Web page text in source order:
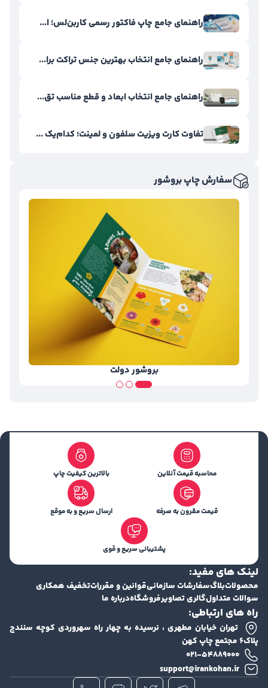
راهنمای جامع چاپ فاکتور رسمی کاربن‌لس؛ ا...
راهنمای جامع انتخاب بهترین جنس تراکت برا...
راهنمای جامع انتخاب ابعاد و قطع مناسب تق...
تفاوت کارت ویزیت سلفون و لمینت؛ کدام‌یک ...
سفارش چاپ بروشور
بروشور دولت
محاسبه قیمت آنلاین بالاترین کیفیت چاپ
قیمت مقرون به صرفه ارسال سریع و به موقع
پشتیبانی سریع و قوی
لینک های مفید:
محصولاتبلاگسفارشات سازمانیقوانین و مقرراتتخفیف همکاری
سوالات متداولگالری تصاویرفروشگاهدرباره ما
راه های ارتباطی:
تهران خیابان مطهری ، نرسیده به چهار راه سهروردی کوچه سنندج
پلاک۶ مجتمع چاپ کهن
۰۲۱-۵۴۸۸۹۰۰۰
support@irankohan.ir